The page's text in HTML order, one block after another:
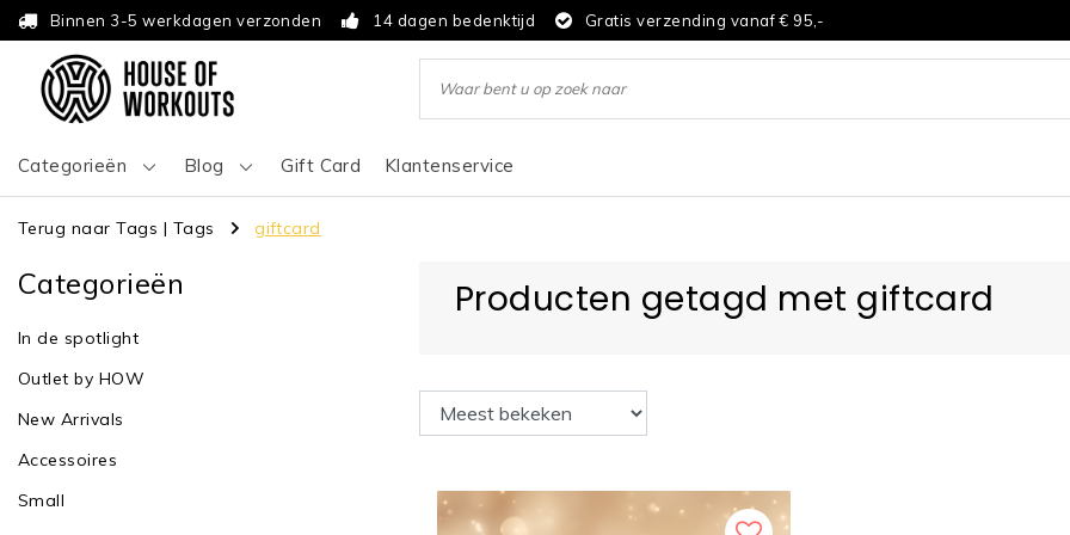
Binnen 3-5 werkdagen verzonden 14 dagen bedenktijd Gratis verzending vanaf € 95,-
Categorieën Blog Gift Card Klantenservice
Terug naar Tags | Tags giftcard
Categorieën
In de spotlight
Outlet by HOW
New Arrivals
Accessoires
Small
Producten getagd met giftcard